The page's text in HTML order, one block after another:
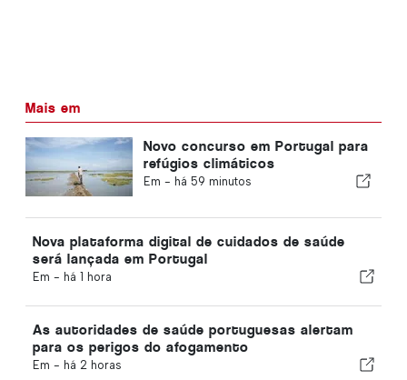
Mais em
Novo concurso em Portugal para
refúgios climáticos
Em - há 59 minutos
Nova plataforma digital de cuidados de saúde
será lançada em Portugal
Em - há 1 hora
As autoridades de saúde portuguesas alertam
para os perigos do afogamento
Em - há 2 horas